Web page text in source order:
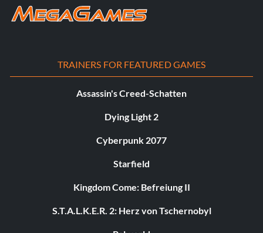
TRAINERS FOR FEATURED GAMES
Assassin's Creed-Schatten
Dying Light 2
Cyberpunk 2077
Starfield
Kingdom Come: Befreiung II
S.T.A.L.K.E.R. 2: Herz von Tschernobyl